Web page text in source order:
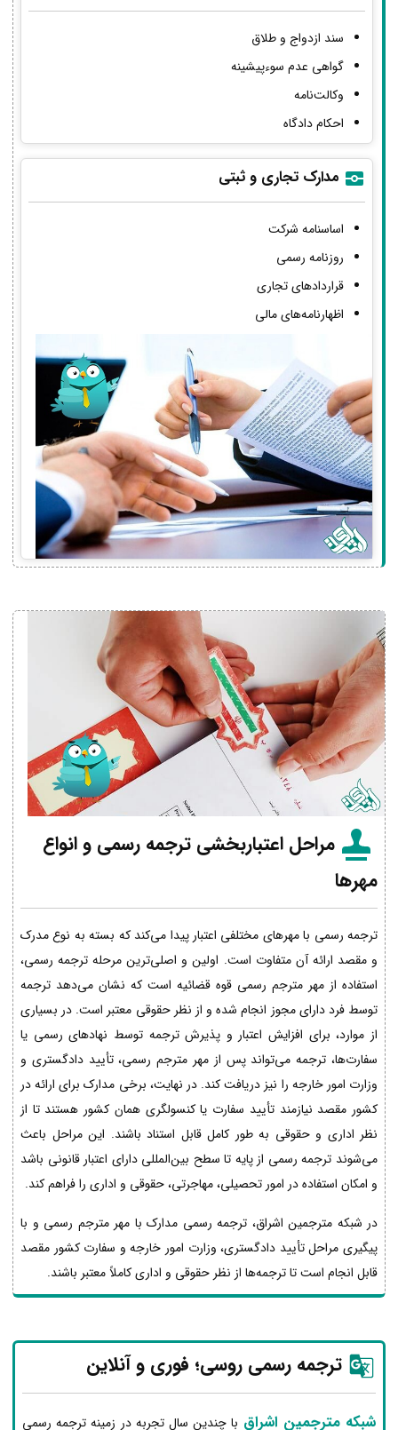
سند ازدواج و طلاق
گواهی عدم سوءپیشینه
وکالت‌نامه
احکام دادگاه
مدارک تجاری و ثبتی
اساسنامه شرکت
روزنامه رسمی
قراردادهای تجاری
اظهارنامه‌های مالی
مراحل اعتباربخشی ترجمه رسمی و انواع
مهرها
ترجمه رسمی با مهرهای مختلفی اعتبار پیدا می‌کند که بسته به نوع مدرک
و مقصد ارائه آن متفاوت است. اولین و اصلی‌ترین مرحله ترجمه رسمی،
استفاده از مهر مترجم رسمی قوه قضائیه است که نشان می‌دهد ترجمه
توسط فرد دارای مجوز انجام شده و از نظر حقوقی معتبر است. در بسیاری
از موارد، برای افزایش اعتبار و پذیرش ترجمه توسط نهادهای رسمی یا
سفارت‌ها، ترجمه می‌تواند پس از مهر مترجم رسمی، تأیید دادگستری و
وزارت امور خارجه را نیز دریافت کند. در نهایت، برخی مدارک برای ارائه در
کشور مقصد نیازمند تأیید سفارت یا کنسولگری همان کشور هستند تا از
نظر اداری و حقوقی به طور کامل قابل استناد باشند. این مراحل باعث
می‌شوند ترجمه رسمی از پایه تا سطح بین‌المللی دارای اعتبار قانونی باشد
و امکان استفاده در امور تحصیلی، مهاجرتی، حقوقی و اداری را فراهم کند.
در شبکه مترجمین اشراق، ترجمه رسمی مدارک با مهر مترجم رسمی و با
پیگیری مراحل تأیید دادگستری، وزارت امور خارجه و سفارت کشور مقصد
قابل انجام است تا ترجمه‌ها از نظر حقوقی و اداری کاملاً معتبر باشند.
ترجمه رسمی روسی؛ فوری و آنلاین
شبکه مترجمین اشراق با چندین سال تجربه در زمینه ترجمه رسمی